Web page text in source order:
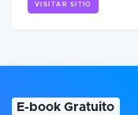
VISITAR SITIO
E-book Gratuito